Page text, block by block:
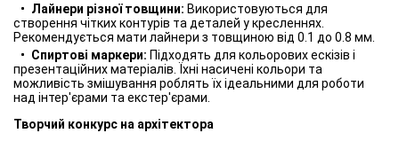
Лайнери різної товщини: Використовуються для
створення чітких контурів та деталей у кресленнях.
Рекомендується мати лайнери з товщиною від 0.1 до 0.8 мм.
Спиртові маркери: Підходять для кольорових ескізів і
презентаційних матеріалів. Їхні насичені кольори та
можливість змішування роблять їх ідеальними для роботи
над інтер'єрами та екстер'єрами.
Творчий конкурс на архітектора